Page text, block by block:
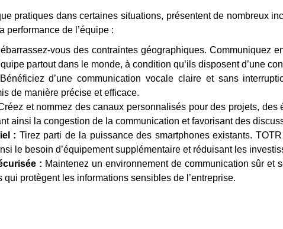
pratiques dans certaines situations, présentent de nombreux
performance de l’équipe :
vous des contraintes géographiques. Communiquez
partout dans le monde, à condition qu’ils disposent d’une
Bénéficiez d’une communication vocale claire et sans
de manière précise et efficace.
et nommez des canaux personnalisés pour des projets, des
ainsi la congestion de la communication et favorisant des
: Tirez parti de la puissance des smartphones existants.
le besoin d’équipement supplémentaire et réduisant les
: Maintenez un environnement de communication sûr et
qui protègent les informations sensibles de l’entreprise.